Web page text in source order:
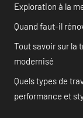
Exploration à la
Quand faut-il
Tout savoir sur la
modernisé
Quels types de
performance et